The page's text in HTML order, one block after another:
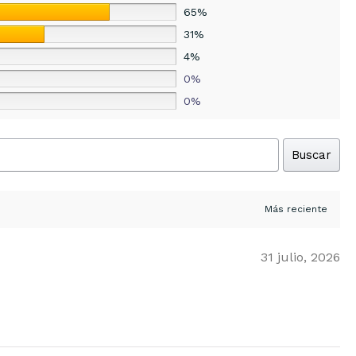
65%
31%
4%
0%
0%
Buscar
31 julio, 2026